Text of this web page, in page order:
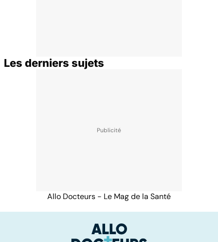
Les derniers sujets
Allo Docteurs - Le Mag de la Santé